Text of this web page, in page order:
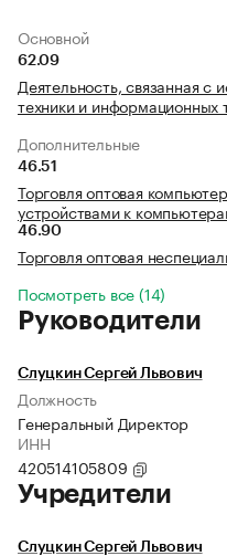
Основной
62.09
Деятельность, связанная с
техники и информационных
Дополнительные
46.51
Торговля оптовая
устройствами к
46.90
Торговля оптовая
Посмотреть все (14)
Руководители
Слуцкин Сергей Львович
Должность
Генеральный Директор
ИНН
420514105809
Учредители
Слуцкин Сергей Львович